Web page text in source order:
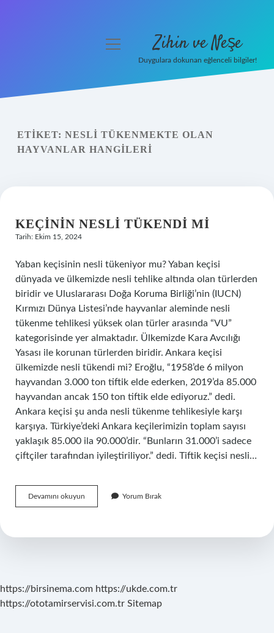
Yasal Uyarı
menüyü
Zihin ve Neşe
Duygulara dokunan eğlenceli bilgiler!
ETIKET: NESLI TÜKENMEKTE OLAN
HAYVANLAR HANGILERI
KEÇININ NESLI TÜKENDI MI
Tarih: Ekim 15, 2024
Yaban keçisinin nesli tükeniyor mu? Yaban keçisi
dünyada ve ülkemizde nesli tehlike altında olan türlerden
biridir ve Uluslararası Doğa Koruma Birliği’nin (IUCN)
Kırmızı Dünya Listesi’nde hayvanlar aleminde nesli
tükenme tehlikesi yüksek olan türler arasında “VU”
kategorisinde yer almaktadır. Ülkemizde Kara Avcılığı
Yasası ile korunan türlerden biridir. Ankara keçisi
ülkemizde nesli tükendi mi? Eroğlu, “1958’de 6 milyon
hayvandan 3.000 ton tiftik elde ederken, 2019’da 85.000
hayvandan ancak 150 ton tiftik elde ediyoruz.” dedi.
Ankara keçisi şu anda nesli tükenme tehlikesiyle karşı
karşıya. Türkiye’deki Ankara keçilerimizin toplam sayısı
yaklaşık 85.000 ila 90.000’dir. “Bunların 31.000’i sadece
çiftçiler tarafından iyileştiriliyor.” dedi. Tiftik keçisi nesli…
Devamını okuyun
Nesli
Yorum Bırak
https://birsinema.com https://ukde.com.tr
https://ototamirservisi.com.tr Sitemap